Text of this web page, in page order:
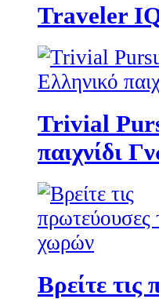
Traveler
Trivial
παιχνίδι
Βρείτε